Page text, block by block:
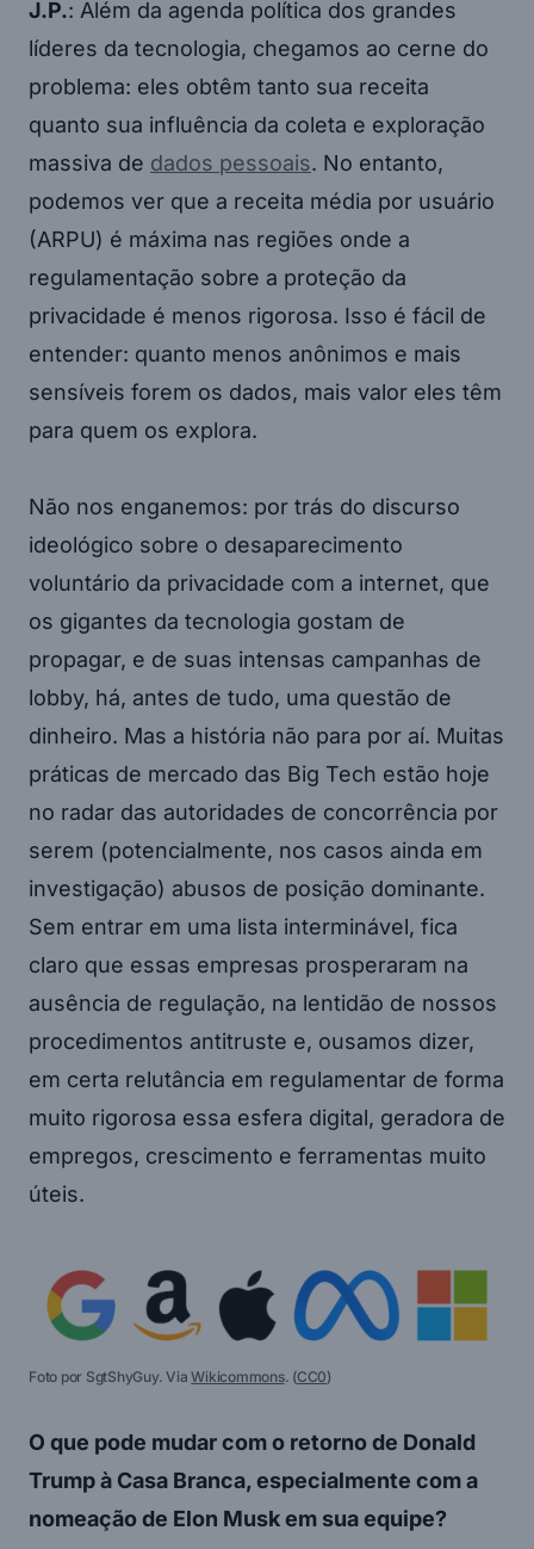
J.P.: Além da agenda política dos grandes
líderes da tecnologia, chegamos ao cerne do
problema: eles obtêm tanto sua receita
quanto sua influência da coleta e exploração
massiva de dados pessoais. No entanto,
podemos ver que a receita média por usuário
(ARPU) é máxima nas regiões onde a
regulamentação sobre a proteção da
privacidade é menos rigorosa. Isso é fácil de
entender: quanto menos anônimos e mais
sensíveis forem os dados, mais valor eles têm
para quem os explora.
Não nos enganemos: por trás do discurso
ideológico sobre o desaparecimento
voluntário da privacidade com a internet, que
os gigantes da tecnologia gostam de
propagar, e de suas intensas campanhas de
lobby, há, antes de tudo, uma questão de
dinheiro. Mas a história não para por aí. Muitas
práticas de mercado das Big Tech estão hoje
no radar das autoridades de concorrência por
serem (potencialmente, nos casos ainda em
investigação) abusos de posição dominante.
Sem entrar em uma lista interminável, fica
claro que essas empresas prosperaram na
ausência de regulação, na lentidão de nossos
procedimentos antitruste e, ousamos dizer,
em certa relutância em regulamentar de forma
muito rigorosa essa esfera digital, geradora de
empregos, crescimento e ferramentas muito
úteis.
Foto por SgtShyGuy. ViaWikicommons. (CC0)
O que pode mudar com o retorno de Donald
Trump à Casa Branca, especialmente com a
nomeação de Elon Musk em sua equipe?